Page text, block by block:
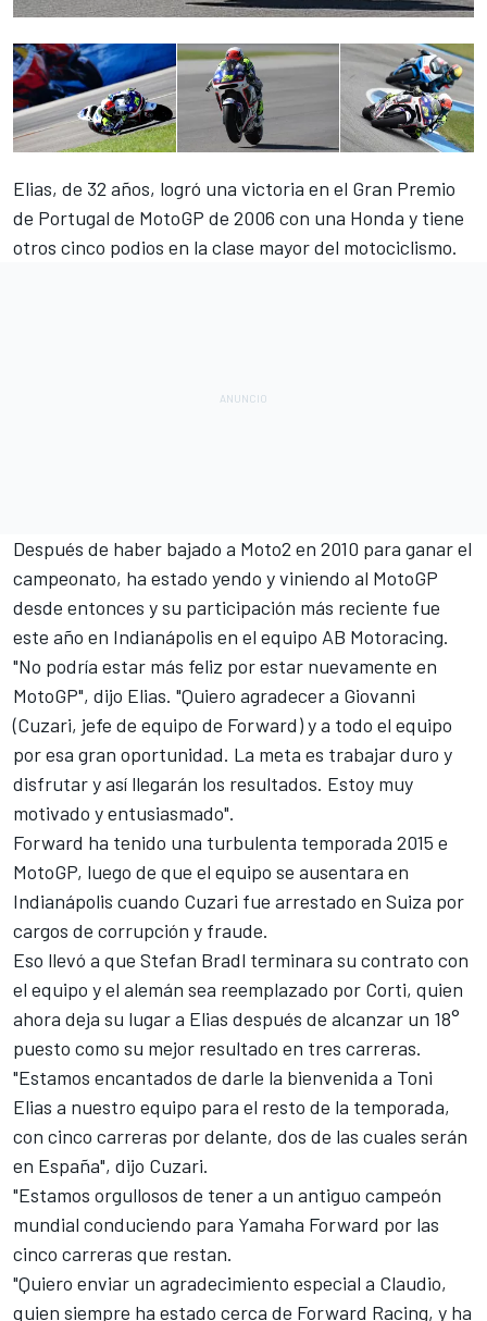
Elias, de 32 años, logró una victoria en el Gran Premio
de Portugal de MotoGP de 2006 con una Honda y tiene
otros cinco podios en la clase mayor del motociclismo.
Después de haber bajado a Moto2 en 2010 para ganar el
campeonato, ha estado yendo y viniendo al MotoGP
desde entonces y su participación más reciente fue
este año en Indianápolis en el equipo AB Motoracing.
"No podría estar más feliz por estar nuevamente en
MotoGP", dijo Elias. "Quiero agradecer a Giovanni
(Cuzari, jefe de equipo de Forward) y a todo el equipo
por esa gran oportunidad. La meta es trabajar duro y
disfrutar y así llegarán los resultados. Estoy muy
motivado y entusiasmado".
Forward ha tenido una turbulenta temporada 2015 e
MotoGP, luego de que el equipo se ausentara en
Indianápolis cuando Cuzari fue arrestado en Suiza por
cargos de corrupción y fraude.
Eso llevó a que Stefan Bradl terminara su contrato con
el equipo y el alemán sea reemplazado por Corti, quien
ahora deja su lugar a Elias después de alcanzar un 18°
puesto como su mejor resultado en tres carreras.
"Estamos encantados de darle la bienvenida a Toni
Elias a nuestro equipo para el resto de la temporada,
con cinco carreras por delante, dos de las cuales serán
en España", dijo Cuzari.
"Estamos orgullosos de tener a un antiguo campeón
mundial conduciendo para Yamaha Forward por las
cinco carreras que restan.
"Quiero enviar un agradecimiento especial a Claudio,
quien siempre ha estado cerca de Forward Racing, y ha